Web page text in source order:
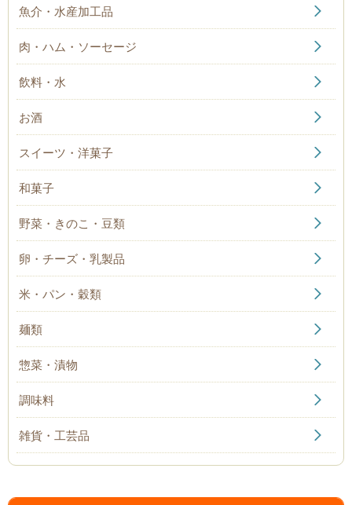
魚介・水産加工品
肉・ハム・ソーセージ
飲料・水
お酒
スイーツ・洋菓子
和菓子
野菜・きのこ・豆類
卵・チーズ・乳製品
米・パン・穀類
麺類
惣菜・漬物
調味料
雑貨・工芸品